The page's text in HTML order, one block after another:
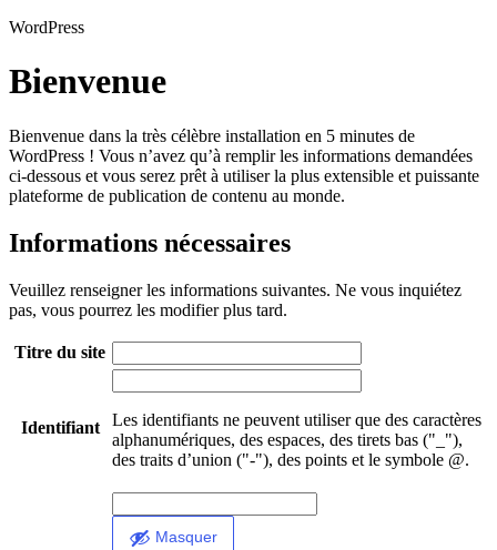
WordPress
Bienvenue
Bienvenue dans la très célèbre installation en 5 minutes de
WordPress ! Vous n’avez qu’à remplir les informations demandées
ci-dessous et vous serez prêt à utiliser la plus extensible et puissante
plateforme de publication de contenu au monde.
Informations nécessaires
Veuillez renseigner les informations suivantes. Ne vous inquiétez
pas, vous pourrez les modifier plus tard.
Titre du site
Identifiant
Les identifiants ne peuvent utiliser que des caractères
alphanumériques, des espaces, des tirets bas ("_"),
des traits d’union ("-"), des points et le symbole @.
Masquer